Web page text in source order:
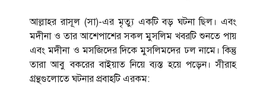
আল্লাহর রাসূল (সা)-এর মৃত্যু একটি বড় ঘটনা ছিল। এবং
মদীনা ও তার আশেপাশের সকল মুসলিম খবরটি শুনতে পায়
এবং মদীনা ও মসজিদের দিকে মুসলিমদের ঢল নামে। কিন্তু
তারা আবু বকরের বাইয়াত নিয়ে ব্যস্ত হয়ে পড়েন। সীরাহ
গ্রন্থগুলোতে ঘটনার প্রবাহটি এরকম: